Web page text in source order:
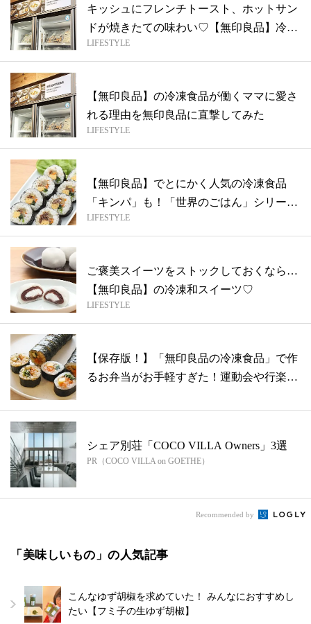
キッシュにフレンチトースト、ホットサン
ドが焼きたての味わい♡【無印良品】冷凍
食品...
LIFESTYLE
【無印良品】の冷凍食品が働くママに愛さ
れる理由を無印良品に直撃してみた
LIFESTYLE
【無印良品】でとにかく人気の冷凍食品
「キンパ」も！「世界のごはん」シリー
ズ、全部...
LIFESTYLE
ご褒美スイーツをストックしておくなら…
【無印良品】の冷凍和スイーツ♡
LIFESTYLE
【保存版！】「無印良品の冷凍食品」で作
るお弁当がお手軽すぎた！運動会や行楽シ
シェア別荘「COCO VILLA Owners」3選
PR（COCO VILLA on GOETHE）
Recommended by
「美味しいもの」の人気記事
こんなゆず胡椒を求めていた！ みんなにおすすめし
たい【フミ子の生ゆず胡椒】